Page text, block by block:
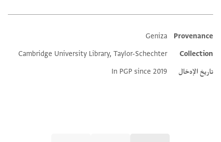
Additional metadata
Provenance
Geniza
Collection
Cambridge University Library, Taylor-Schechter
تاريخ الإدخال
In PGP since 2019